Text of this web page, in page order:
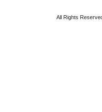
All Rights